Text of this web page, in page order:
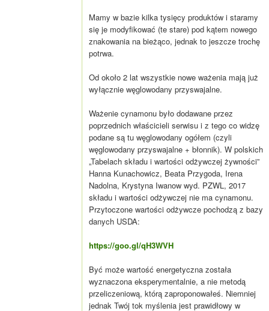
Mamy w bazie kilka tysięcy produktów i staramy
się je modyfikować (te stare) pod kątem nowego
znakowania na bieżąco, jednak to jeszcze trochę
potrwa.
Od około 2 lat wszystkie nowe ważenia mają już
wyłącznie węglowodany przyswajalne.
Ważenie cynamonu było dodawane przez
poprzednich właścicieli serwisu i z tego co widzę
podane są tu węglowodany ogółem (czyli
węglowodany przyswajalne + błonnik). W polskich
„Tabelach składu i wartości odżywczej żywności”
Hanna Kunachowicz, Beata Przygoda, Irena
Nadolna, Krystyna Iwanow wyd. PZWL, 2017
składu i wartości odżywczej nie ma cynamonu.
Przytoczone wartości odżywcze pochodzą z bazy
danych USDA:
https://goo.gl/qH3WVH
Być może wartość energetyczna została
wyznaczona eksperymentalnie, a nie metodą
przeliczeniową, którą zaproponowałeś. Niemniej
jednak Twój tok myślenia jest prawidłowy w